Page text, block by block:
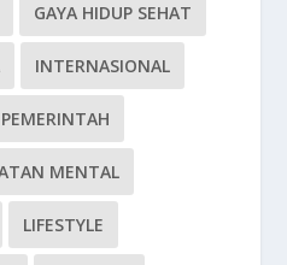
GAYA HIDUP SEHAT
INTERNASIONAL
MENTAL
LIFESTYLE